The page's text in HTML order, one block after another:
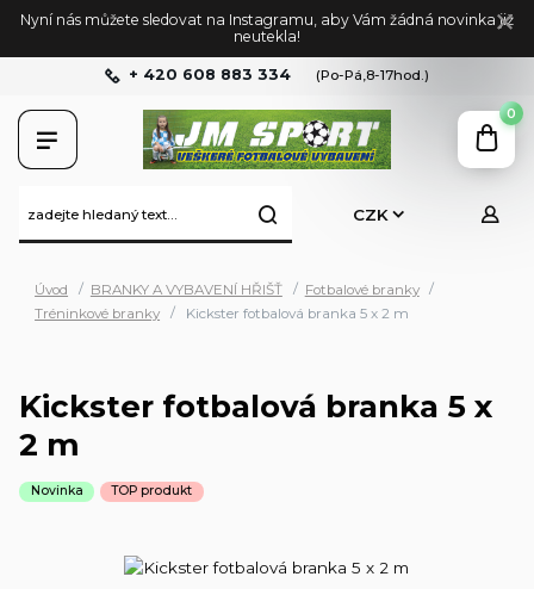
Nyní nás můžete sledovat na Instagramu, aby Vám žádná novinka již
neutekla!
CZK
+ 420 608 883 334 (Po-Pá,8-17hod.)
0
Úvod BRANKY A VYBAVENÍ HŘIŠŤ
Fotbalové branky
Tréninkové branky
Kickster fotbalová branka 5 x 2 m
Kickster fotbalová branka 5 x
2 m
Novinka TOP produkt